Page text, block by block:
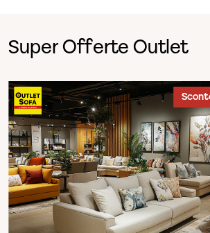
Super Offerte Outlet